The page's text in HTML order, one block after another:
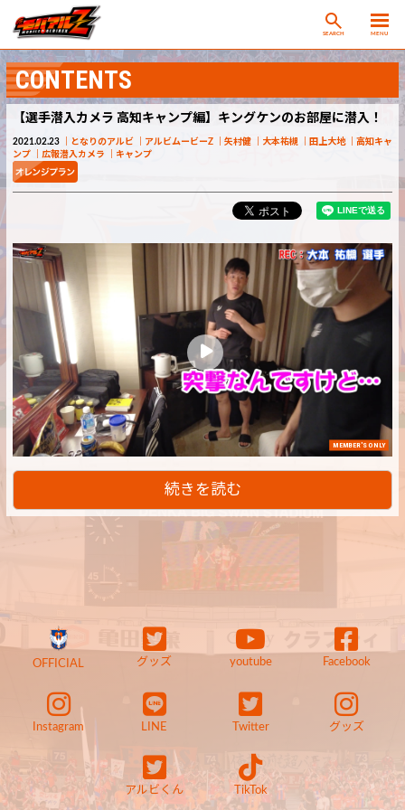
SEARCH MENU
CONTENTS
【選手潜入カメラ 高知キャンプ編】キングケンのお部屋に潜入！
2021.02.23 となりのアルビ アルビムービーZ 矢村健 大本祐槻 田上大地
高知キャ
ンプ
広報潜入カメラ キャンプ
MEMBER'S ONLY
続きを読む
OFFICIAL グッズ youtube Facebook
Instagram LINE Twitter グッズ
アルビくん TikTok